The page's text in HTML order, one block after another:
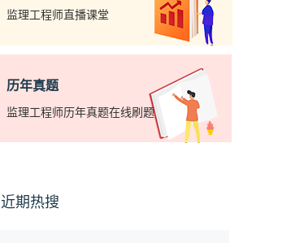
监理工程师直播课堂
历年真题
监理工程师历年真题在线刷题
近期热搜